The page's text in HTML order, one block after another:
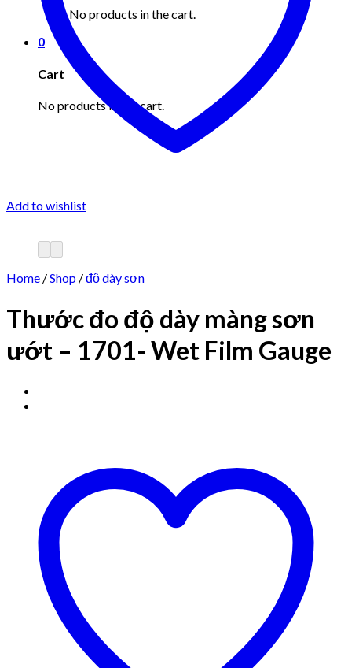
No products in the cart.
0
Cart
No products in the cart.
Add to wishlist
Home /Shop /độ dày sơn
Thước đo độ dày màng sơn
ướt – 1701- Wet Film Gauge